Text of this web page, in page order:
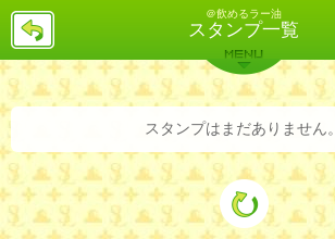
＠飲めるラー油
スタンプ一覧
戻
バックナンバー 詳細検索 ランキング
MENU
スタンプはまだありません。